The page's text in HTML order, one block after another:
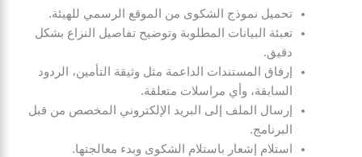
تحميل نموذج الشكوى من الموقع الرسمي للهيئة.
تعبئة البيانات المطلوبة وتوضيح تفاصيل النزاع بشكل
دقيق.
إرفاق المستندات الداعمة مثل وثيقة التأمين، الردود
السابقة، وأي مراسلات متعلقة.
إرسال الملف إلى البريد الإلكتروني المخصص من قبل
البرنامج.
استلام إشعار باستلام الشكوى وبدء معالجتها.